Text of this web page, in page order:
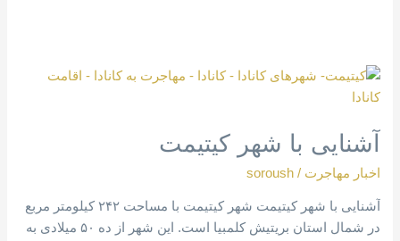
آشنایی با شهر کیتیمت
اخبار مهاجرت /
soroush
آشنایی با شهر کیتیمت شهر کیتیمت با مساحت ۲۴۲ کیلومتر مربع
در شمال استان بریتیش کلمبیا است. این شهر از ده ۵۰ میلادی به
آشنایی
با
کیتیمت